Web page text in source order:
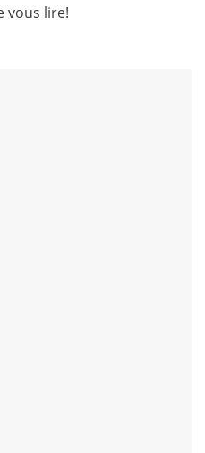
vous lire!